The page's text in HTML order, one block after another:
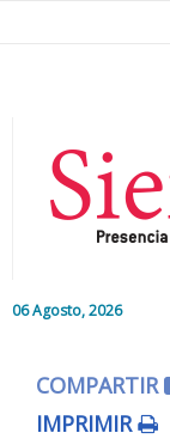
06 Agosto, 2026
Editorial
COMPARTIR
IMPRIMIR